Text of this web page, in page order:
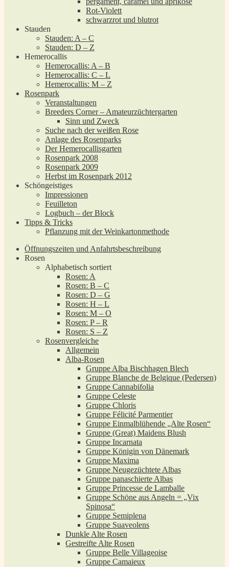
Rot-Violett
schwarzrot und blutrot
Stauden
Stauden: A – C
Stauden: D – Z
Hemerocallis
Hemerocallis: A – B
Hemerocallis: C – L
Hemerocallis: M – Z
Rosenpark
Veranstaltungen
Breeders Corner – Amateurzüchtergarten
Sinn und Zweck
Suche nach der weißen Rose
Anlage des Rosenparks
Der Hemerocallisgarten
Rosenpark 2008
Rosenpark 2009
Herbst im Rosenpark 2012
Schöngeistiges
Impressionen
Feuilleton
Logbuch – der Block
Tipps & Tricks
Pflanzung mit der Weinkartonmethode
Öffnungszeiten und Anfahrtsbeschreibung
Rosen
Alphabetisch sortiert
Rosen: A
Rosen: B – C
Rosen: D – G
Rosen: H – L
Rosen: M – O
Rosen: P – R
Rosen: S – Z
Rosenvergleiche
Allgemein
Alba-Rosen
Gruppe Alba Bischhagen Blech
Gruppe Blanche de Belgique (Pedersen)
Gruppe Cannabifolia
Gruppe Celeste
Gruppe Chloris
Gruppe Félicité Parmentier
Gruppe Einmalblühende „Alte Rosen“
Gruppe (Great) Maidens Blush
Gruppe Incarnata
Gruppe Königin von Dänemark
Gruppe Maxima
Gruppe Neugezüchtete Albas
Gruppe panaschierte Albas
Gruppe Princesse de Lamballe
Gruppe Schöne aus Angeln = „Vix
Spinosa“
Gruppe Semiplena
Gruppe Suaveolens
Dunkle Alte Rosen
Gestreifte Alte Rosen
Gruppe Belle Villageoise
Gruppe Camaieux